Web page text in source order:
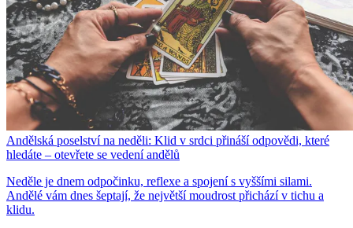
Andělská poselství na neděli: Klid v srdci přináší odpovědi, které
hledáte – otevřete se vedení andělů
Neděle je dnem odpočinku, reflexe a spojení s vyššími silami.
Andělé vám dnes šeptají, že největší moudrost přichází v tichu a
klidu.